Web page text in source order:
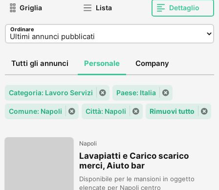
Griglia Lista Dettaglio
Ordinare
Tutti gli annunci Personale Company
Categoria: Lavoro Servizi Paese: Italia
Comune: Napoli Città: Napoli Rimuovi tutto
Napoli
Lavapiatti e Carico scarico
merci, Aiuto bar
Disponibile per le mansioni in oggetto
elencate per Napoli centro